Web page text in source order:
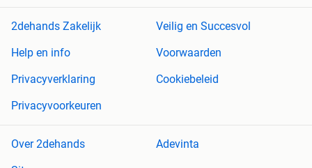
2dehands Zakelijk
Veilig en Succesvol
Help en info
Voorwaarden
Privacyverklaring
Cookiebeleid
Privacyvoorkeuren
Over 2dehands
Adevinta